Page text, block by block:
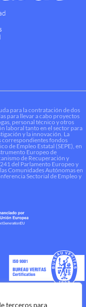
terceros para
para la contratación de dos
para llevar a cabo proyectos
personal técnico y otros
laboral tanto en el sector para
y la innovación. La
correspondientes fondos
de Empleo Estatal (SEPE), en
Europeo de
de Recuperación y
del Parlamento Europeo y
Comunidades Autónomas en
Sectorial de Empleo y